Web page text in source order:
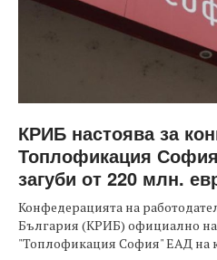
КРИБ настоява за
Топлофикация
загуби от 220 млн.
Конфедерацията на
България (КРИБ) официално
"Топлофикация София" ЕАД на